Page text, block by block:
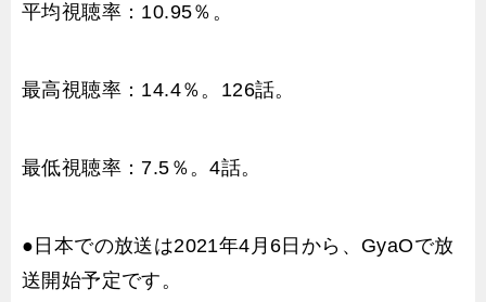
平均視聴率：10.95％。
最高視聴率：14.4％。126話。
最低視聴率：7.5％。4話。
●日本での放送は2021年4月6日から、GyaOで放
送開始予定です。